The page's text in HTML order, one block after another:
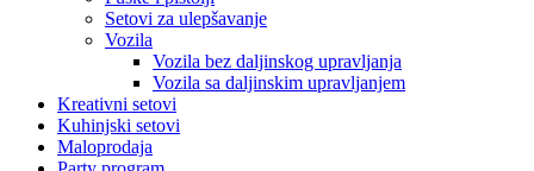
Setovi za ulepšavanje
Vozila
Vozila bez daljinskog upravljanja
Vozila sa daljinskim upravljanjem
Kreativni setovi
Kuhinjski setovi
Maloprodaja